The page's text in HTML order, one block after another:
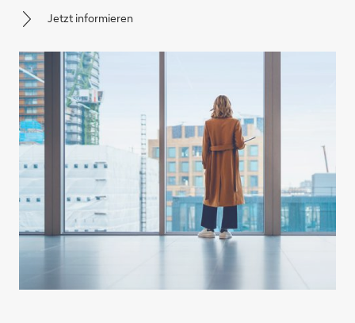
Jetzt informieren